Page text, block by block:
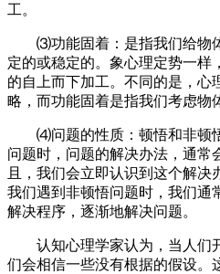
工。
⑶功能固着：是指我们给物体
定的或稳定的。象心理定势一样
的自上而下加工。不同的是，心
略，而功能固着是指我们考虑物
⑷问题的性质：顿悟和非顿悟
问题时，问题的解决办法，通常
且，我们会立即认识到这个解决
我们遇到非顿悟问题时，我们通
解决程序，逐渐地解决问题。
认知心理学家认为，当人们
们会相信一些没有根据的假设。